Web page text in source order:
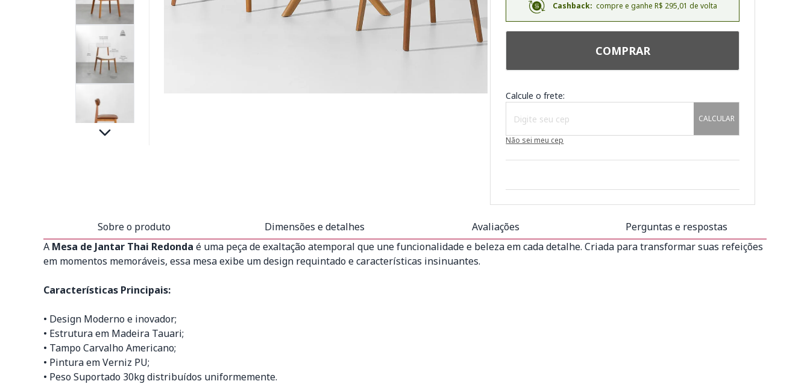
Cashback: compre e ganhe R$ 295,01 de volta
COMPRAR
Calcule o frete:
CALCULAR
Não sei meu cep
Sobre o produto Dimensões e detalhes Avaliações
Perguntas e respostas
A Mesa de Jantar Thai Redonda é uma peça de exaltação atemporal que une funcionalidade e beleza em cada detalhe. Criada para transformar suas refeições
em momentos memoráveis, essa mesa exibe um design requintado e características insinuantes.
Características Principais:
• Design Moderno e inovador;
• Estrutura em Madeira Tauari;
• Tampo Carvalho Americano;
• Pintura em Verniz PU;
• Peso Suportado 30kg distribuídos uniformemente.